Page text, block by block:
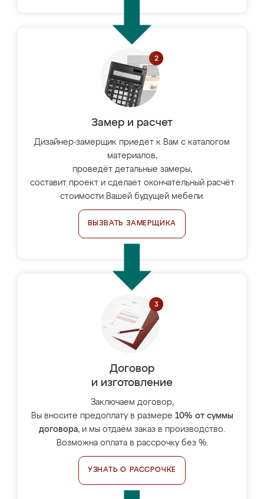
Замер и расчет
Дизайнер-замерщик приедет к Вам с каталогом
материалов,
проведёт детальные замеры,
составит проект и сделает окончательный расчёт
стоимости Вашей будущей мебели.
ВЫЗВАТЬ ЗАМЕРЩИКА
Договор
и изготовление
Заключаем договор,
Вы вносите предоплату в размере 10% от суммы
договора, и мы отдаём заказ в производство.
Возможна оплата в рассрочку без %.
УЗНАТЬ О РАССРОЧКЕ